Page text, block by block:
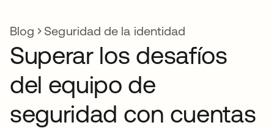
Blog Seguridad de la identidad
Superar los desafíos
del equipo de
seguridad con cuentas